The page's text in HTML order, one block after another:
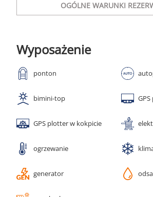
OGÓLNE WARUNKI
Wyposażenie
ponton
bimini-top
GPS plotter w kokpicie
ogrzewanie
generator